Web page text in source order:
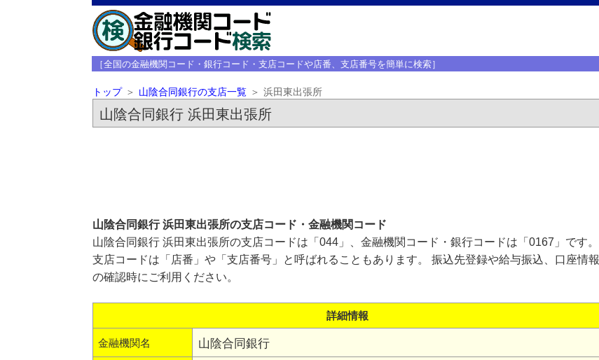
［全国の金融機関コード・銀行コード・支店コードや店番、支店番号を簡単に検索］
トップ 山陰合同銀行の支店一覧 浜田東出張所
山陰合同銀行 浜田東出張所
山陰合同銀行 浜田東出張所の支店コード・金融機関コード
山陰合同銀行 浜田東出張所の支店コードは「044」、金融機関コード・銀行コードは「0167」です。
支店コードは「店番」や「支店番号」と呼ばれることもあります。 振込先登録や給与振込、口座情報
の確認時にご利用ください。
詳細情報
金融機関名 山陰合同銀行